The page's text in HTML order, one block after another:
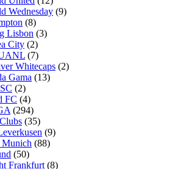
Wednesday (9)
(8)
Lisbon (3)
City (2)
(7)
Whitecaps (2)
Gama (13)
(2)
FC (4)
(294)
(35)
(9)
Munich (88)
(50)
Frankfurt (8)